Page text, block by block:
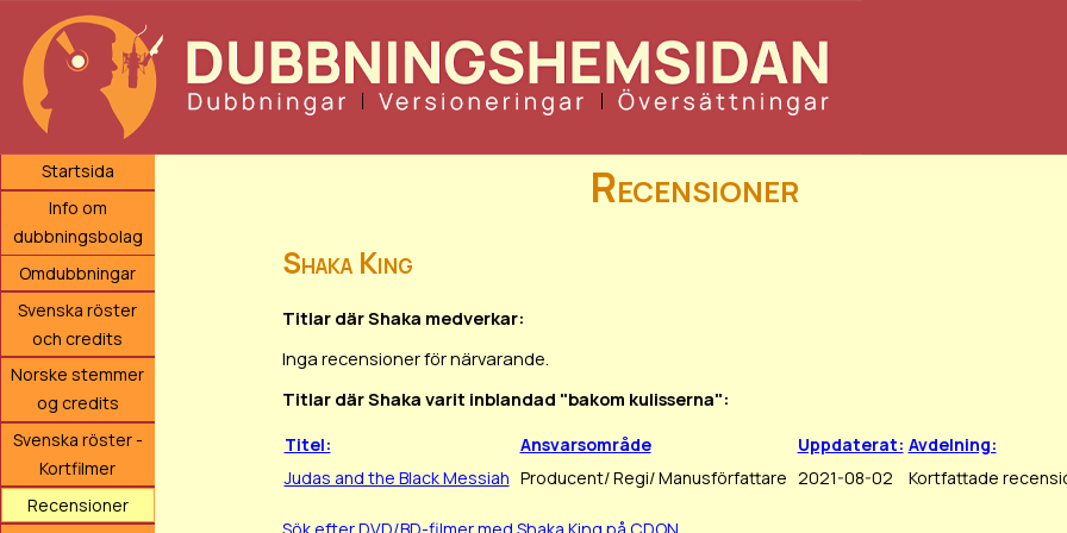
Startsida
Info om
dubbningsbolag
Omdubbningar
Svenska röster
och credits
Norske stemmer
og credits
Svenska röster -
Kortfilmer
Recensioner
Recensioner
Shaka King
Titlar där Shaka medverkar:
Inga recensioner för närvarande.
Titlar där Shaka varit inblandad "bakom kulisserna":
Titel: Ansvarsområde Uppdaterat: Avdelning:
Judas and the Black Messiah Producent/ Regi/ Manusförfattare 2021-08-02 Kortfattade